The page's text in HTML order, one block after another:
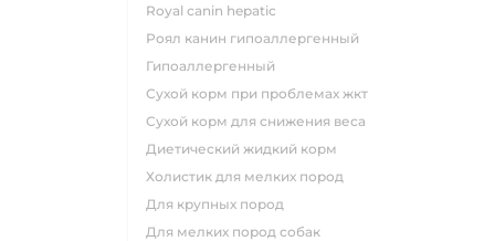
royal canin hepatic
роял канин гипоаллергенный
гипоаллергенный
сухой корм при проблемах жкт
сухой корм для снижения веса
диетический жидкий корм
холистик для мелких пород
для крупных пород
для мелких пород собак